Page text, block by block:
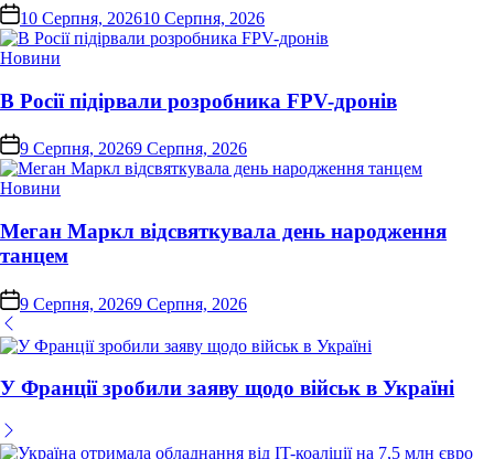
on 10 Серпня, 202610 Серпня, 2026
Опублікувати
Новини
В Росії підірвали розробника FPV-дронів
on9 Серпня, 20269 Серпня, 2026
Опублікувати
Новини
Меган Маркл відсвяткувала день народження
танцем
on9 Серпня, 20269 Серпня, 2026
У Франції зробили заяву щодо військ в Україні